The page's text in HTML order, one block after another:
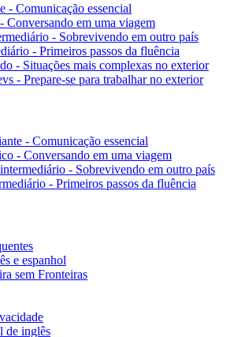
- Comunicação essencial
Conversando em uma viagem
- Sobrevivendo em outro país
- Primeiros passos da fluência
- Situações mais complexas no exterior
- Prepare-se para trabalhar no exterior
- Comunicação essencial
- Conversando em uma viagem
- Sobrevivendo em outro país
- Primeiros passos da fluência
e espanhol
sem Fronteiras
de inglês